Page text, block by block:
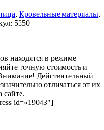
, Кровельные материалы,
5350
находятся в режиме
точную стоимость и
Действительный
отличаться от их
сайте.
id=»19043″]